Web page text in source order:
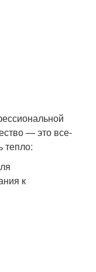
— это все-
тепло: